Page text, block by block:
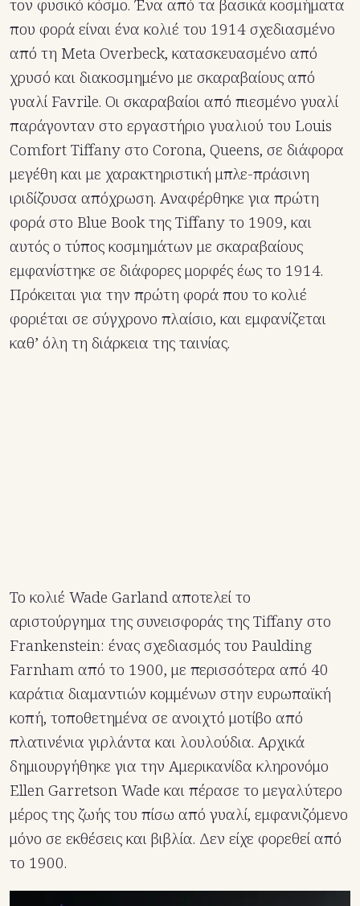
τον φυσικό κόσμο. Ένα από τα βασικά κοσμήματα
που φορά είναι ένα κολιέ του 1914 σχεδιασμένο
από τη Meta Overbeck, κατασκευασμένο από
χρυσό και διακοσμημένο με σκαραβαίους από
γυαλί Favrile. Οι σκαραβαίοι από πιεσμένο γυαλί
παράγονταν στο εργαστήριο γυαλιού του Louis
Comfort Tiffany στο Corona, Queens, σε διάφορα
μεγέθη και με χαρακτηριστική μπλε-πράσινη
ιριδίζουσα απόχρωση. Αναφέρθηκε για πρώτη
φορά στο Blue Book της Tiffany το 1909, και
αυτός ο τύπος κοσμημάτων με σκαραβαίους
εμφανίστηκε σε διάφορες μορφές έως το 1914.
Πρόκειται για την πρώτη φορά που το κολιέ
φοριέται σε σύγχρονο πλαίσιο, και εμφανίζεται
καθ’ όλη τη διάρκεια της ταινίας.
Το κολιέ Wade Garland αποτελεί το
αριστούργημα της συνεισφοράς της Tiffany στο
Frankenstein: ένας σχεδιασμός του Paulding
Farnham από το 1900, με περισσότερα από 40
καράτια διαμαντιών κομμένων στην ευρωπαϊκή
κοπή, τοποθετημένα σε ανοιχτό μοτίβο από
πλατινένια γιρλάντα και λουλούδια. Αρχικά
δημιουργήθηκε για την Αμερικανίδα κληρονόμο
Ellen Garretson Wade και πέρασε το μεγαλύτερο
μέρος της ζωής του πίσω από γυαλί, εμφανιζόμενο
μόνο σε εκθέσεις και βιβλία. Δεν είχε φορεθεί από
το 1900.